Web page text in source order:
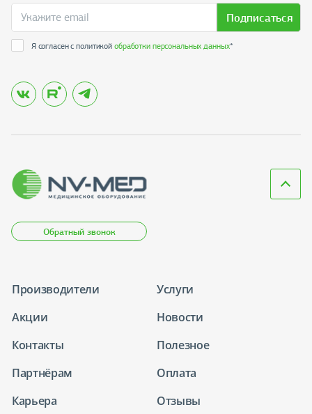
Подписаться
Я согласен с политикойобработки персональных данных*
Обратный звонок
Производители
Услуги
Акции
Новости
Контакты
Полезное
Партнёрам
Оплата
Карьера
Отзывы